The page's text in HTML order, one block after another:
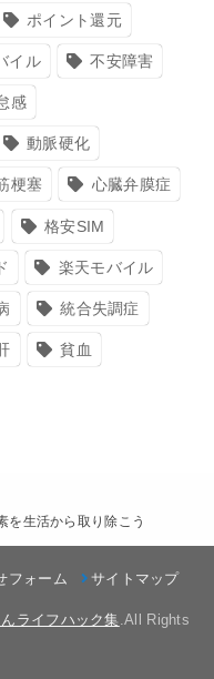
ポイント還元
イル 不安障害
感
動脈硬化
梗塞 心臓弁膜症
格安SIM
楽天モバイル
統合失調症
貧血
を生活から取り除こう
フォーム サイトマップ
ライフハック集 .All Rights